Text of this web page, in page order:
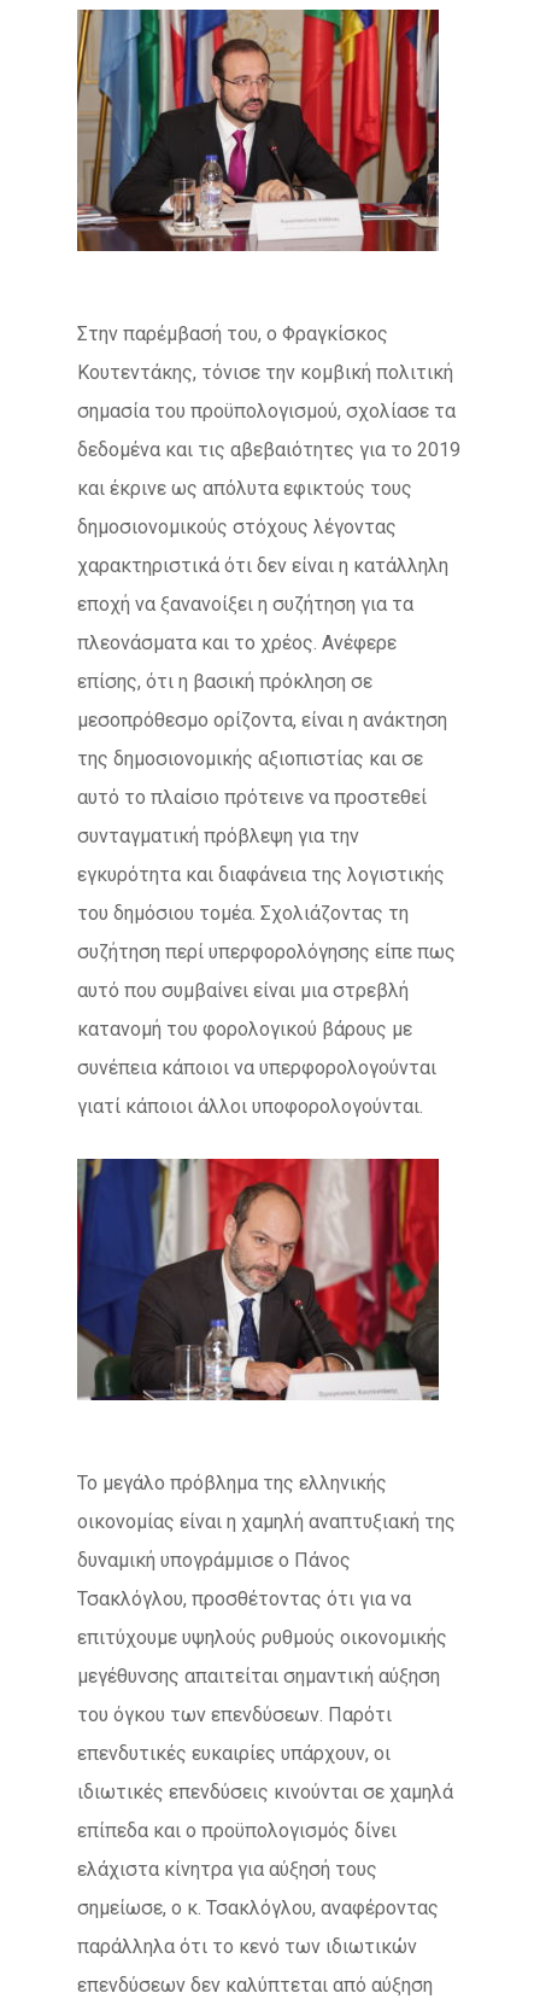
Στην παρέμβασή του, ο Φραγκίσκος
Κουτεντάκης, τόνισε την κομβική πολιτική
σημασία του προϋπολογισμού, σχολίασε τα
δεδομένα και τις αβεβαιότητες για το 2019
και έκρινε ως απόλυτα εφικτούς τους
δημοσιονομικούς στόχους λέγοντας
χαρακτηριστικά ότι δεν είναι η κατάλληλη
εποχή να ξανανοίξει η συζήτηση για τα
πλεονάσματα και το χρέος. Ανέφερε
επίσης, ότι η βασική πρόκληση σε
μεσοπρόθεσμο ορίζοντα, είναι η ανάκτηση
της δημοσιονομικής αξιοπιστίας και σε
αυτό το πλαίσιο πρότεινε να προστεθεί
συνταγματική πρόβλεψη για την
εγκυρότητα και διαφάνεια της λογιστικής
του δημόσιου τομέα. Σχολιάζοντας τη
συζήτηση περί υπερφορολόγησης είπε πως
αυτό που συμβαίνει είναι μια στρεβλή
κατανομή του φορολογικού βάρους με
συνέπεια κάποιοι να υπερφορολογούνται
γιατί κάποιοι άλλοι υποφορολογούνται.
Το μεγάλο πρόβλημα της ελληνικής
οικονομίας είναι η χαμηλή αναπτυξιακή της
δυναμική υπογράμμισε ο Πάνος
Τσακλόγλου, προσθέτοντας ότι για να
επιτύχουμε υψηλούς ρυθμούς οικονομικής
μεγέθυνσης απαιτείται σημαντική αύξηση
του όγκου των επενδύσεων. Παρότι
επενδυτικές ευκαιρίες υπάρχουν, οι
ιδιωτικές επενδύσεις κινούνται σε χαμηλά
επίπεδα και ο προϋπολογισμός δίνει
ελάχιστα κίνητρα για αύξησή τους
σημείωσε, ο κ. Τσακλόγλου, αναφέροντας
παράλληλα ότι το κενό των ιδιωτικών
επενδύσεων δεν καλύπτεται από αύξηση